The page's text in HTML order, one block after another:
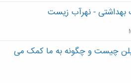
بهداشتی - نهرآب زیست
چیست و چگونه به ما کمک می